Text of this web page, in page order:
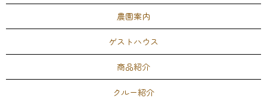
農園案内
ゲストハウス
商品紹介
クルー紹介